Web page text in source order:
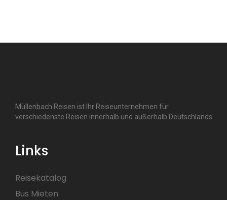
Müllenbach Reisen ist Ihr Reiseunternehmen für
verschiedenste Reisen innerhalb und außerhalb Deutschlands.
Links
Reisekatalog
Bus Mieten